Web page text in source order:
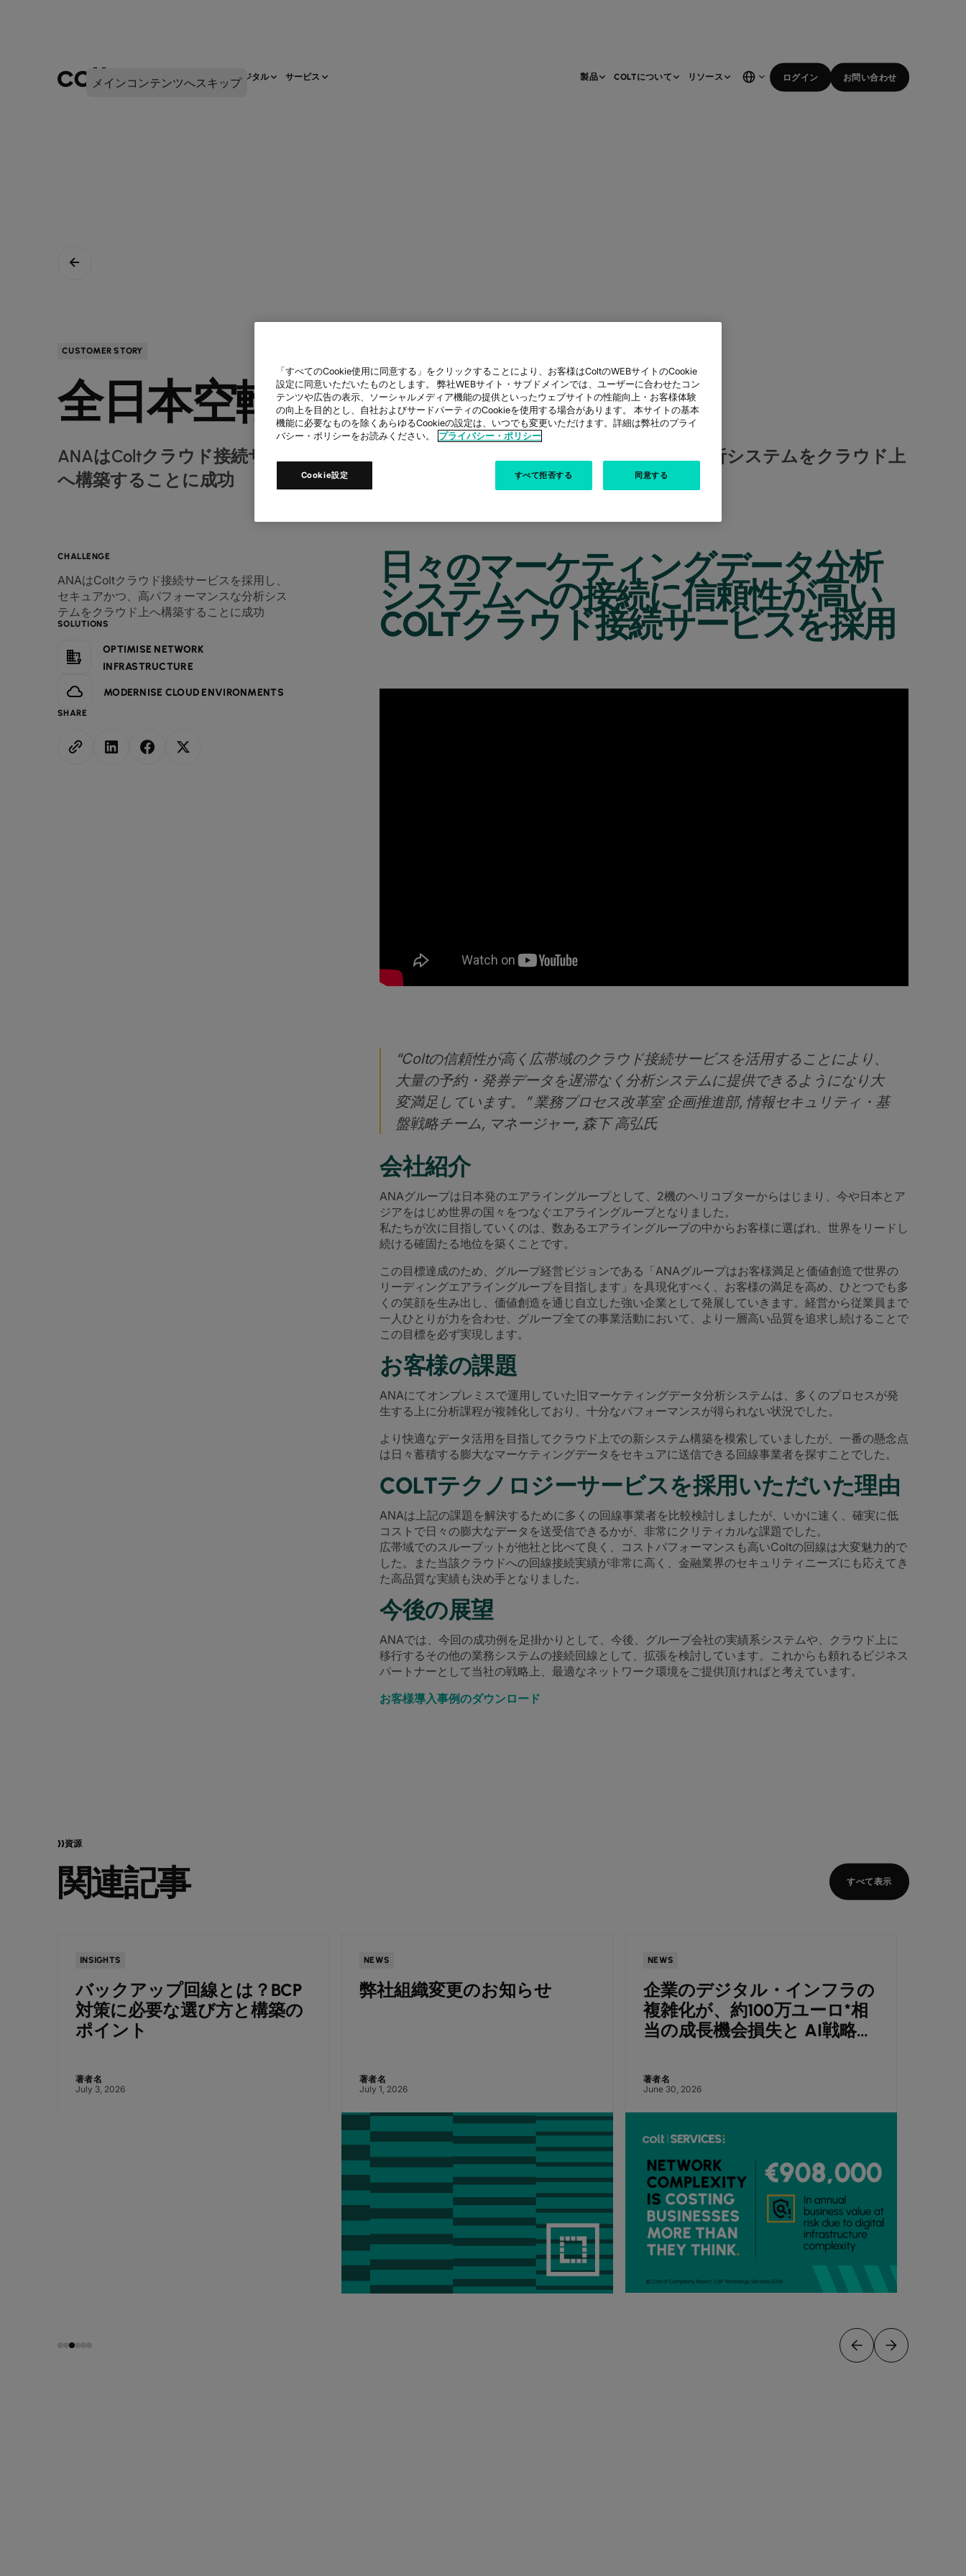
メインコンテンツへスキップ
ネットワークインフラ デジタル サービス 製品 COLTについて リソース ログイン お問い合わせ
CUSTOMER STORY
全日本空輸株式会社
ANAはColtクラウド接続サービスを採用し、セキュアかつ、高パフォーマンスな分析システムをクラウド上
へ構築することに成功
CHALLENGE
ANAはColtクラウド接続サービスを採用し、
セキュアかつ、高パフォーマンスな分析シス
テムをクラウド上へ構築することに成功
SOLUTIONS
OPTIMISE NETWORK
INFRASTRUCTURE
MODERNISE CLOUD ENVIRONMENTS
SHARE
日々のマーケティングデータ分析
システムへの接続に信頼性が高い
COLTクラウド接続サービスを採用
“Coltの信頼性が高く広帯域のクラウド接続サービスを活用することにより、
大量の予約・発券データを遅滞なく分析システムに提供できるようになり大
変満足しています。” 業務プロセス改革室 企画推進部, 情報セキュリティ・基
盤戦略チーム, マネージャー, 森下 高弘氏
会社紹介
ANAグループは日本発のエアライングループとして、2機のヘリコプターからはじまり、今や日本とア
ジアをはじめ世界の国々をつなぐエアライングループとなりました。
私たちが次に目指していくのは、数あるエアライングループの中からお客様に選ばれ、世界をリードし
続ける確固たる地位を築くことです。
この目標達成のため、グループ経営ビジョンである「ANAグループはお客様満足と価値創造で世界の
リーディングエアライングループを目指します」を具現化すべく、お客様の満足を高め、ひとつでも多
くの笑顔を生み出し、価値創造を通じ自立した強い企業として発展していきます。経営から従業員まで
一人ひとりが力を合わせ、グループ全ての事業活動において、より一層高い品質を追求し続けることで
この目標を必ず実現します。
お客様の課題
ANAにてオンプレミスで運用していた旧マーケティングデータ分析システムは、多くのプロセスが発
生する上に分析課程が複雑化しており、十分なパフォーマンスが得られない状況でした。
より快適なデータ活用を目指してクラウド上での新システム構築を模索していましたが、一番の懸念点
は日々蓄積する膨大なマーケティングデータをセキュアに送信できる回線事業者を探すことでした。
COLTテクノロジーサービスを採用いただいた理由
ANAは上記の課題を解決するために多くの回線事業者を比較検討しましたが、いかに速く、確実に低
コストで日々の膨大なデータを送受信できるかが、非常にクリティカルな課題でした。
広帯域でのスループットが他社と比べて良く、コストパフォーマンスも高いColtの回線は大変魅力的で
した。また当該クラウドへの回線接続実績が非常に高く、金融業界のセキュリティニーズにも応えてき
た高品質な実績も決め手となりました。
今後の展望
ANAでは、今回の成功例を足掛かりとして、今後、グループ会社の実績系システムや、クラウド上に
移行するその他の業務システムの接続回線として、拡張を検討しています。これからも頼れるビジネス
パートナーとして当社の戦略上、最適なネットワーク環境をご提供頂ければと考えています。
お客様導入事例のダウンロード
資源
関連記事 すべて表示
INSIGHTS
バックアップ回線とは？BCP
対策に必要な選び方と構築の
ポイント
著者名
July 3, 2026
NEWS
弊社組織変更のお知らせ
著者名
July 1, 2026
NEWS
企業のデジタル・インフラの
複雑化が、約100万ユーロ*相
当の成長機会損失と AI戦略停
著者名
June 30, 2026
「すべてのCookie使用に同意する」をクリックすることにより、お客様はColtのWEBサイトのCookie
設定に同意いただいたものとします。 弊社WEBサイト・サブドメインでは、ユーザーに合わせたコン
テンツや広告の表示、ソーシャルメディア機能の提供といったウェブサイトの性能向上・お客様体験
の向上を目的とし、自社およびサードパーティのCookieを使用する場合があります。 本サイトの基本
機能に必要なものを除くあらゆるCookieの設定は、いつでも変更いただけます。詳細は弊社のプライ
バシー・ポリシーをお読みください。
プライバシー・ポリシー
Cookie設定 すべて拒否する 同意する